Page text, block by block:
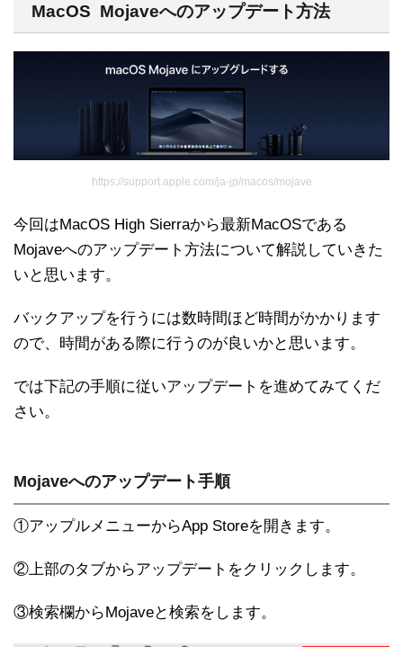
MacOS Mojaveへのアップデート方法
https://support.apple.com/ja-jp/macos/mojave
今回はMacOS High Sierraから最新MacOSである
Mojaveへのアップデート方法について解説していきた
いと思います。
バックアップを行うには数時間ほど時間がかかります
ので、時間がある際に行うのが良いかと思います。
では下記の手順に従いアップデートを進めてみてくだ
さい。
Mojaveへのアップデート手順
①アップルメニューからApp Storeを開きます。
②上部のタブからアップデートをクリックします。
③検索欄からMojaveと検索をします。